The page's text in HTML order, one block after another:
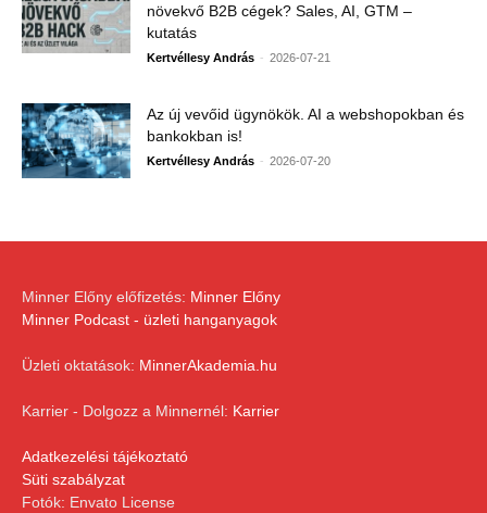
növekvő B2B cégek? Sales, AI, GTM –
kutatás
Kertvéllesy András - 2026-07-21
Az új vevőid ügynökök. AI a webshopokban és
bankokban is!
Kertvéllesy András - 2026-07-20
Minner Előny előfizetés: Minner Előny
Minner Podcast - üzleti hanganyagok
Üzleti oktatások: MinnerAkademia.hu
Karrier - Dolgozz a Minnernél: Karrier
Adatkezelési tájékoztató
Süti szabályzat
Fotók: Envato License